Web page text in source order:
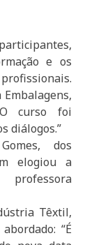
e os
curso foi
diálogos.”
dos
elogiou a
professora
Têxtil,
“É